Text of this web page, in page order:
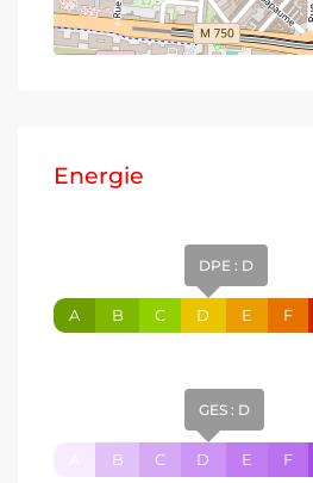
Energie
A B C
DPE : D
D E F
B C
GES : D
D E F